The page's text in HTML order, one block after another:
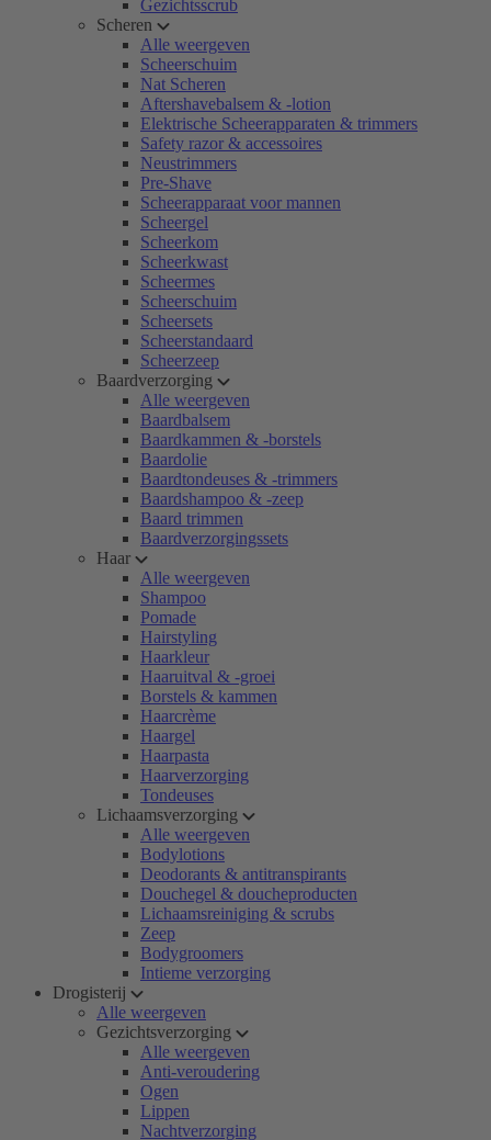
Gezichtsscrub
Scheren
Alle weergeven
Scheerschuim
Nat Scheren
Aftershavebalsem & -lotion
Elektrische Scheerapparaten & trimmers
Safety razor & accessoires
Neustrimmers
Pre-Shave
Scheerapparaat voor mannen
Scheergel
Scheerkom
Scheerkwast
Scheermes
Scheerschuim
Scheersets
Scheerstandaard
Scheerzeep
Baardverzorging
Alle weergeven
Baardbalsem
Baardkammen & -borstels
Baardolie
Baardtondeuses & -trimmers
Baardshampoo & -zeep
Baard trimmen
Baardverzorgingssets
Haar
Alle weergeven
Shampoo
Pomade
Hairstyling
Haarkleur
Haaruitval & -groei
Borstels & kammen
Haarcrème
Haargel
Haarpasta
Haarverzorging
Tondeuses
Lichaamsverzorging
Alle weergeven
Bodylotions
Deodorants & antitranspirants
Douchegel & doucheproducten
Lichaamsreiniging & scrubs
Zeep
Bodygroomers
Intieme verzorging
Drogisterij
Alle weergeven
Gezichtsverzorging
Alle weergeven
Anti-veroudering
Ogen
Lippen
Nachtverzorging